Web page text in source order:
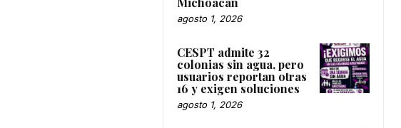
agosto 1, 2026
CESPT admite 32
colonias sin agua, pero
usuarios reportan otras
16 y exigen soluciones
agosto 1, 2026